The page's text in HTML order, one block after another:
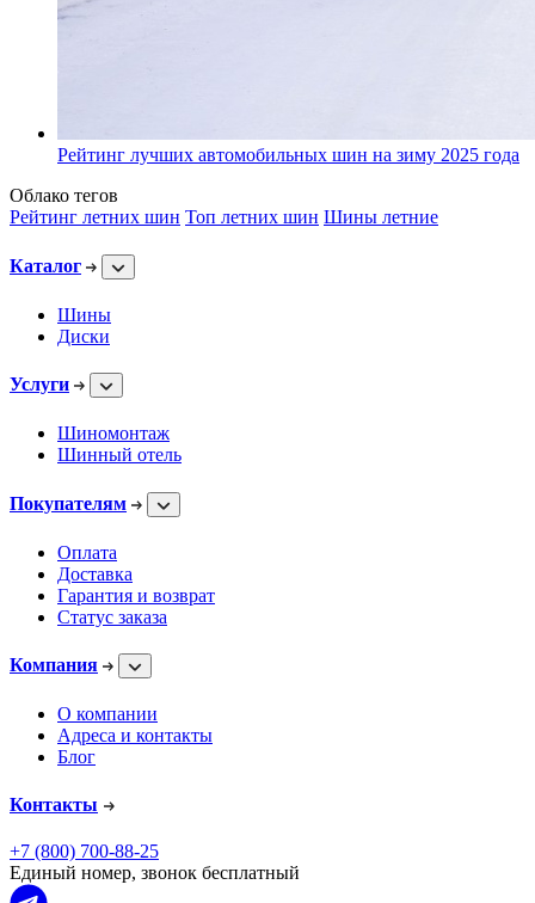
Рейтинг лучших автомобильных шин на зиму 2025 года
Облако тегов
Рейтинг летних шин Топ летних шин Шины летние
Каталог
Шины
Диски
Услуги
Шиномонтаж
Шинный отель
Покупателям
Оплата
Доставка
Гарантия и возврат
Статус заказа
Компания
О компании
Адреса и контакты
Блог
Контакты
+7 (800) 700-88-25
Единый номер, звонок бесплатный